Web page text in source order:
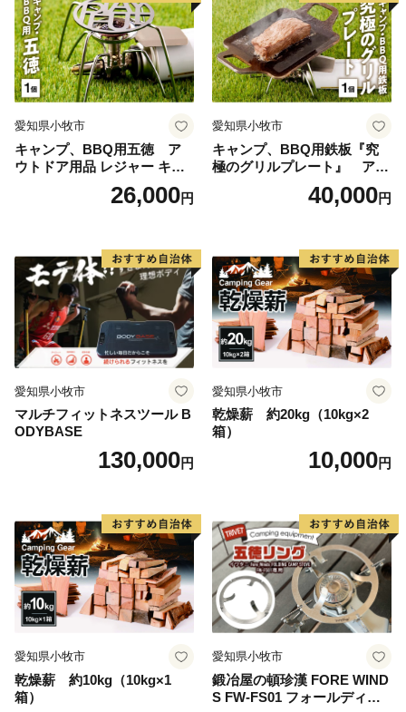
愛知県小牧市
キャンプ、BBQ用五徳 ア
ウトドア用品 レジャー キャ
ンプ バーベキュー BBQ 五徳
26,000円
愛知県小牧市
キャンプ、BBQ用鉄板『究
極のグリルプレート』 アウ
トドア用品 レジャー キャン
プ バーベキュー BBQ 鉄板
40,000円
愛知県小牧市
マルチフィットネスツール B
ODYBASE
130,000円
愛知県小牧市
乾燥薪 約20kg（10kg×2
箱）
10,000円
愛知県小牧市
乾燥薪 約10kg（10kg×1
箱）
愛知県小牧市
鍛冶屋の頓珍漢 FORE WIND
S FW-FS01 フォールディン